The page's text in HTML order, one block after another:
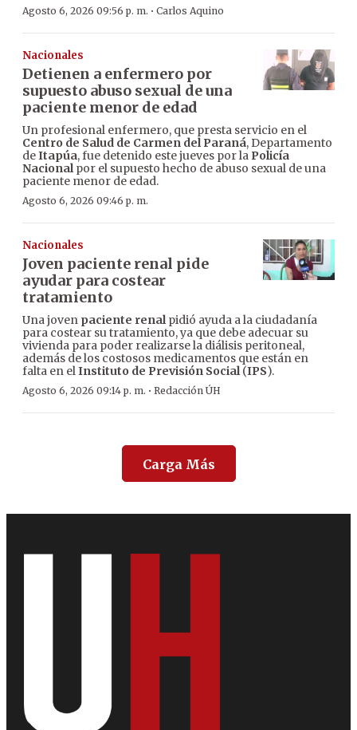
Agosto 6, 2026 09:56 p. m. · Carlos Aquino
Nacionales
Detienen a enfermero por
supuesto abuso sexual de una
paciente menor de edad
Un profesional enfermero, que presta servicio en el
Centro de Salud de Carmen del Paraná, Departamento
deItapúa, fue detenido este jueves por la Policía
Nacionalpor el supuesto hecho de abuso sexual de una
paciente menor de edad.
Agosto 6, 2026 09:46 p. m.
Nacionales
Joven paciente renal pide
ayudar para costear
tratamiento
Una joven paciente renalpidió ayuda a la ciudadanía
para costear su tratamiento, ya que debe adecuar su
vivienda para poder realizarse la diálisis peritoneal,
además de los costosos medicamentos que están en
falta en elInstituto de Previsión Social(IPS).
Agosto 6, 2026 09:14 p. m. · Redacción ÚH
Carga Más